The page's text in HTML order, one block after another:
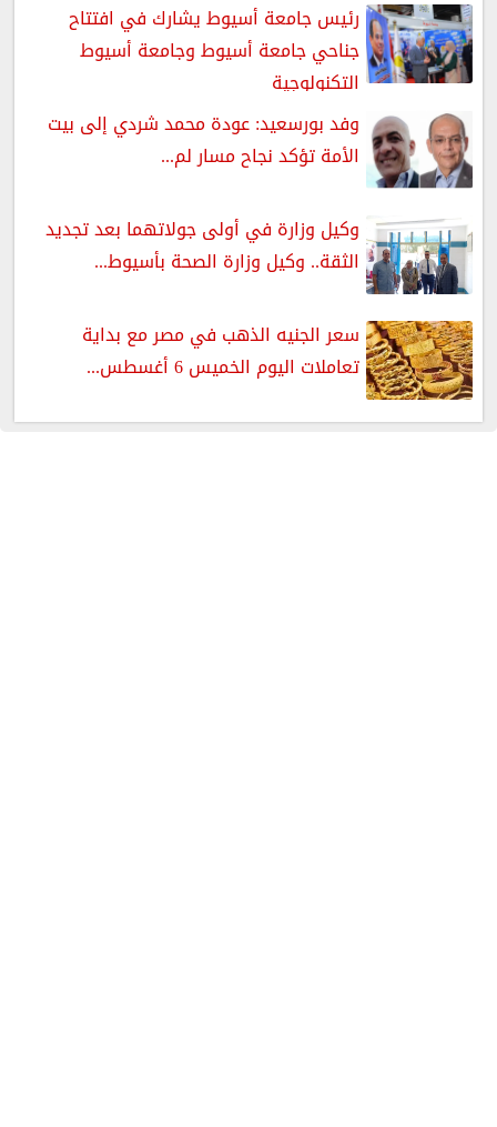
رئيس جامعة أسيوط يشارك في افتتاح
جناحي جامعة أسيوط وجامعة أسيوط
التكنولوجية
وفد بورسعيد: عودة محمد شردي إلى بيت
الأمة تؤكد نجاح مسار لم...
وكيل وزارة في أولى جولاتهما بعد تجديد
الثقة.. وكيل وزارة الصحة بأسيوط...
سعر الجنيه الذهب في مصر مع بداية
تعاملات اليوم الخميس 6 أغسطس...